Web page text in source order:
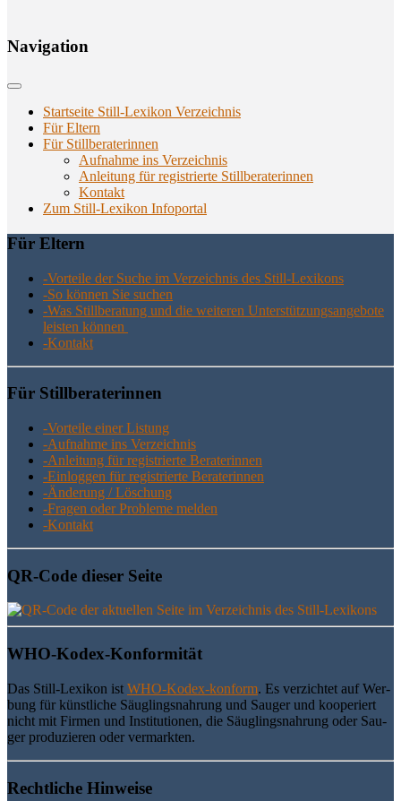
Navi­ga­ti­on
Startseite Still-Lexikon Verzeichnis
Für Eltern
Für Stillberaterinnen
Aufnahme ins Verzeichnis
Anlei­tung für regis­trier­te Stillberaterinnen
Kon­takt
Zum Still-Lexikon Infoportal
Für Eltern
-Vor­tei­le der Suche im Ver­zeich­nis des Still-Lexikons
-So kön­nen Sie suchen
-Was Still­be­ra­tung und die wei­te­ren Unter­stüt­zungs­an­ge­bo­te
leis­ten können
-Kon­takt
Für Still­be­ra­te­rin­nen
-Vor­tei­le einer Listung
-Auf­nah­me ins Verzeichnis
-Anlei­tung für regis­trier­te Beraterinnen
-Ein­log­gen für regis­trier­te Beraterinnen
-Ände­rung / Löschung
-Fra­gen oder Pro­ble­me melden
-Kon­takt
QR-Code die­ser Seite
WHO-Kodex-Kon­for­mi­tät
Das Still-Lexi­kon ist WHO-Kodex-kon­form. Es ver­zich­tet auf Wer­
bung für künst­li­che Säug­lings­nah­rung und Sau­ger und koope­riert
nicht mit Fir­men und Insti­tu­tio­nen, die Säug­lings­nah­rung oder Sau­
ger pro­du­zie­ren oder vermarkten.
Recht­li­che Hinweise